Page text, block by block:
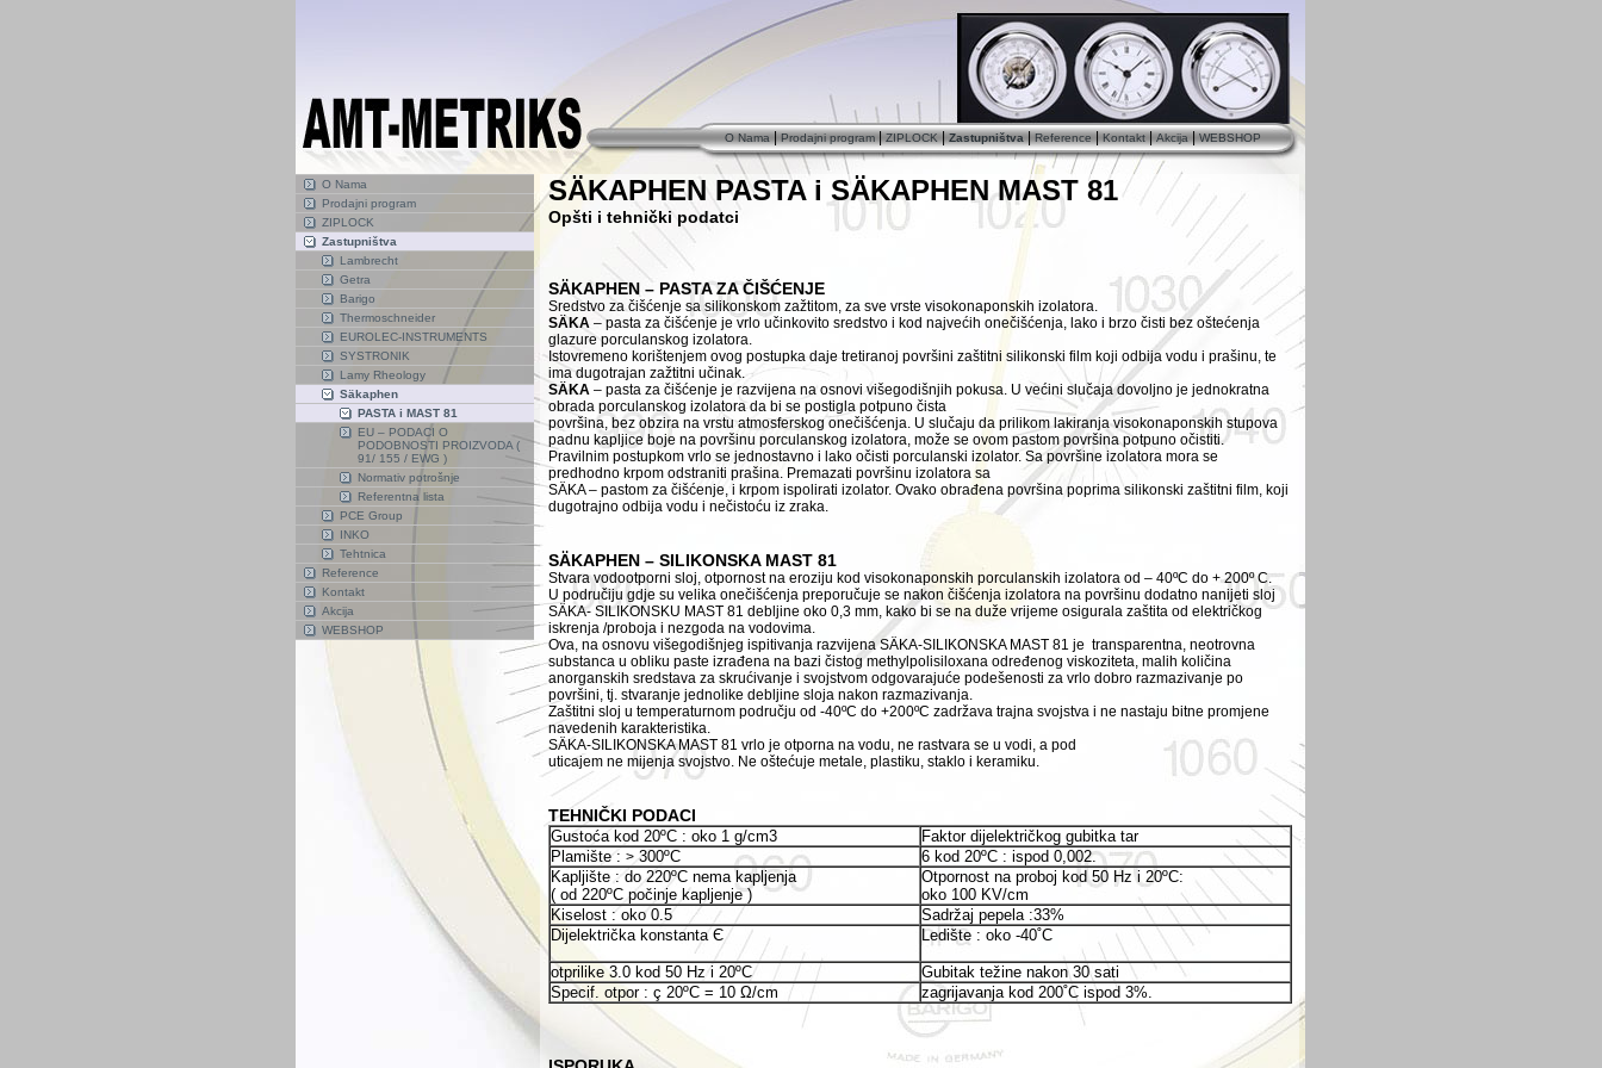
O Nama|Prodajni program|ZIPLOCK|Zastupništva|Reference|Kontakt|Akcija|WEBSHOP
O Nama
Prodajni program
ZIPLOCK
Zastupništva
Lambrecht
Getra
Barigo
Thermoschneider
EUROLEC-INSTRUMENTS
SYSTRONIK
Lamy Rheology
Säkaphen
PASTA i MAST 81
EU – PODACI O
PODOBNOSTI PROIZVODA (
91/ 155 / EWG )
Normativ potrošnje
Referentna lista
PCE Group
INKO
Tehtnica
Reference
Kontakt
Akcija
WEBSHOP
SÄKAPHEN PASTA i SÄKAPHEN MAST 81
Opšti i tehnički podatci
SÄKAPHEN – PASTA ZA ČIŠĆENJE
Sredstvo za čišćenje sa silikonskom zažtitom, za sve vrste visokonaponskih izolatora.
SÄKA– pasta za čišćenje je vrlo učinkovito sredstvo i kod najvećih onečišćenja, lako i brzo čisti bez oštećenja
glazure porculanskog izolatora.
Istovremeno korištenjem ovog postupka daje tretiranoj površini zaštitni silikonski film koji odbija vodu i prašinu, te
ima dugotrajan zažtitni učinak.
SÄKA– pasta za čišćenje je razvijena na osnovi višegodišnjih pokusa. U većini slučaja dovoljno je jednokratna
obrada porculanskog izolatora da bi se postigla potpuno čista
površina, bez obzira na vrstu atmosferskog onečišćenja. U slučaju da prilikom lakiranja visokonaponskih stupova
padnu kapljice boje na površinu porculanskog izolatora, može se ovom pastom površina potpuno očistiti.
Pravilnim postupkom vrlo se jednostavno i lako očisti porculanski izolator. Sa površine izolatora mora se
predhodno krpom odstraniti prašina. Premazati površinu izolatora sa
SÄKA – pastom za čišćenje, i krpom ispolirati izolator. Ovako obrađena površina poprima silikonski zaštitni film, koji
dugotrajno odbija vodu i nečistoću iz zraka.
SÄKAPHEN – SILIKONSKA MAST 81
Stvara vodootporni sloj, otpornost na eroziju kod visokonaponskih porculanskih izolatora od – 40ºC do + 200º C.
U područiju gdje su velika onečišćenja preporučuje se nakon čišćenja izolatora na površinu dodatno nanijeti sloj
SÄKA- SILIKONSKU MAST 81 debljine oko 0,3 mm, kako bi se na duže vrijeme osigurala zaštita od električkog
iskrenja /proboja i nezgoda na vodovima.
Ova, na osnovu višegodišnjeg ispitivanja razvijena SÄKA-SILIKONSKA MAST 81 je transparentna, neotrovna
substanca u obliku paste izrađena na bazi čistog methylpolisiloxana određenog viskoziteta, malih količina
anorganskih sredstava za skrućivanje i svojstvom odgovarajuće podešenosti za vrlo dobro razmazivanje po
površini, tj. stvaranje jednolike debljine sloja nakon razmazivanja.
Zaštitni sloj u temperaturnom području od -40ºC do +200ºC zadržava trajna svojstva i ne nastaju bitne promjene
navedenih karakteristika.
SÄKA-SILIKONSKA MAST 81 vrlo je otporna na vodu, ne rastvara se u vodi, a pod
uticajem ne mijenja svojstvo. Ne oštećuje metale, plastiku, staklo i keramiku.
TEHNIČKI PODACI
Gustoća kod 20ºC : oko 1 g/cm3
Faktor dijelektričkog gubitka tar
Plamište : >300ºC
6 kod 20ºC : ispod 0,002.
Kapljište : do 220ºC nema kapljenja
( od 220ºC počinje kapljenje )
Otpornost na proboj kod 50 Hz i 20ºC:
oko 100 KV/cm
Kiselost : oko 0.5
Sadržaj pepela :33%
Dijelektrička konstanta Є
Ledište : oko -40˚C
otprilike 3.0 kod 50 Hz i 20ºC
Gubitak težine nakon 30 sati
Specif. otpor : ç 20ºC = 10 Ω/cm
zagrijavanja kod 200˚C ispod 3%.